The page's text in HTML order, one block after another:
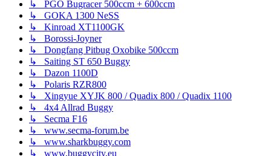
↳ PGO Bugracer 500ccm + 600ccm
↳ GOKA 1300 NeSS
↳ Kinroad XT1100GK
↳ Borossi-Joyner
↳ Dongfang Pitbug Oxobike 500ccm
↳ Saiting ST 650 Buggy
↳ Dazon 1100D
↳ Polaris RZR800
↳ Xingyue XYJK 800 / Quadix 800 / Quadix 1100
↳ 4x4 Allrad Buggy
↳ Secma F16
↳ www.secma-forum.be
↳ www.sharkbuggy.com
↳ www.buggycity.eu